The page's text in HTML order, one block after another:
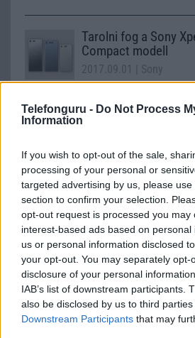
Telefonguru - Do Not Process
Information
If you wish to opt-out of the sale,
processing of your personal or
targeted advertising by us, please
section to confirm your selection.
opt-out request is processed you may
interest-based ads based on
us or personal information disclosed
your opt-out. You may separately opt-
disclosure of your personal
IAB’s list of downstream participants.
also be disclosed by us to third
Downstream Participants that may
Tarolni fog a Sony
Compact modell
2017.09.01
| Sony
A Sony bemutatja két új Xperia
XZ1-et és az Xperia XZ1 Compact-ot.
Android 4.3 és 4.4 a
2013.11.08| Sony
Múlt héten mutatkozott be az
a Sony pedig máris bejelentette,
biztosan elérhető az új verziós OS.
Sony Xperia SP:
2013.03.18 | GSM Arena